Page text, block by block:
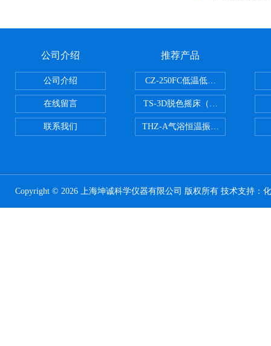
公司介绍
公司介绍
在线留言
联系我们
推荐产品
CZ-250FC低温低湿种子储藏柜
TS-3D脱色摇床（三维运动）
THZ-A气浴恒温振荡器
Copyright © 2026 上海坤诚科学仪器有限公司 版权所有 技术支持：